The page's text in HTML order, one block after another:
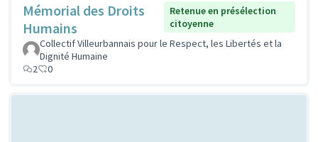
Mémorial des Droits
Humains
Retenue en présélection
citoyenne
Collectif Villeurbannais pour le Respect, les Libertés et la
Dignité Humaine
2
0